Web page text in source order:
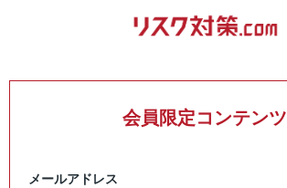
会員限定コンテンツ
メールアドレス